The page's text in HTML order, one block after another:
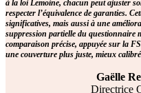
à la loi Lemoine, chacun peut ajuster
respecter l’équivalence de garanties.
significatives, mais aussi à une
suppression partielle du questionnaire
comparaison précise, appuyée sur la
une couverture plus juste, mieux
Gaëlle
Directrice